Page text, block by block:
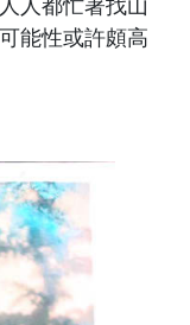
人都忙著找山
能性或許頗高